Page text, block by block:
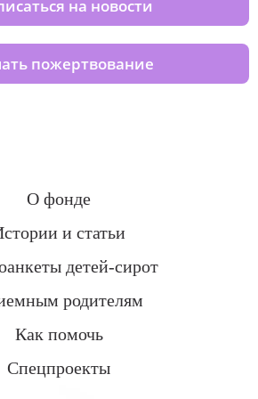
на новости
пожертвование
О фонде
и статьи
детей-сирот
родителям
Как помочь
Спецпроекты